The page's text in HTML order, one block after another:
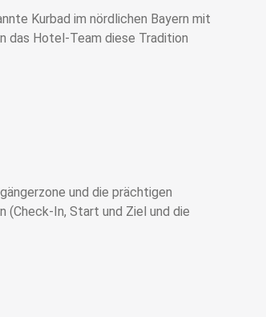
Kurbad im nördlichen Bayern mit
das Hotel-Team diese Tradition
und die prächtigen
(Check-In, Start und Ziel und die